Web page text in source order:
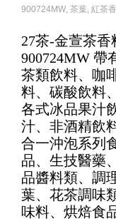
900724MW, 茶葉, 紅茶
27茶-金萱茶香
900724MW 帶
茶類飲料、咖
料、碳酸飲料
各式冰品果汁
汁、非酒精飲
合一沖泡系列
品、生技醫藥
品醬料類、調
葉、花茶調味
味料、烘焙食